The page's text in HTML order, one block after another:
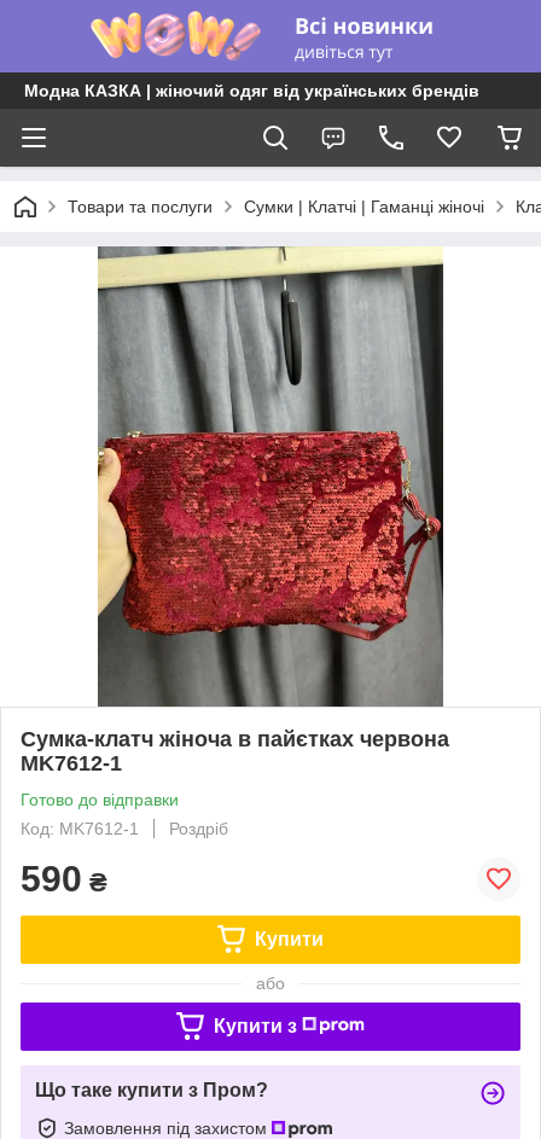
Модна КАЗКА | жіночий одяг від українських брендів
Товари та послуги Сумки | Клатчі | Гаманці жіночі
Сумка-клатч жіноча в пайєтках червона
MK7612-1
Готово до відправки
Код: MK7612-1
Роздріб
590 ₴
Купити
або
Купити з
Що таке купити з Пром?
Замовлення під захистом